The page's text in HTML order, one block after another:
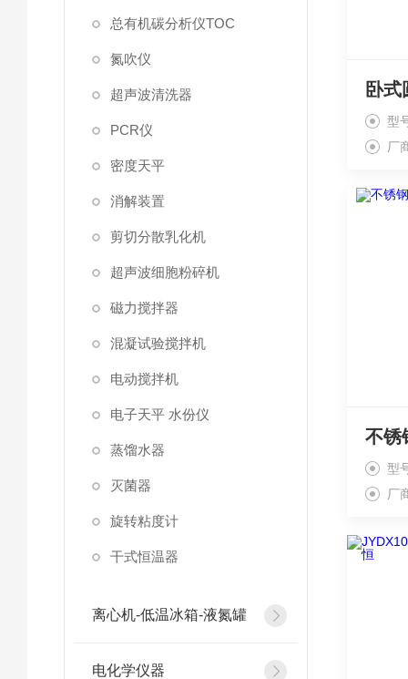
总有机碳分析仪TOC
氮吹仪
超声波清洗器
PCR仪
密度天平
消解装置
剪切分散乳化机
超声波细胞粉碎机
磁力搅拌器
混凝试验搅拌机
电动搅拌机
电子天平 水份仪
蒸馏水器
灭菌器
旋转粘度计
干式恒温器
离心机-低温冰箱-液氮罐
电化学仪器
型
厂
型
厂